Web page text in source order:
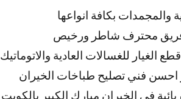
والمجمدات بكافة انواعها
فريق محترف شاطر ورخيص
للغسالات العادية والاتوماتيك
احسن فني تصليح طباخات الخيران
في الخيران مبارك الكبير بالكويت